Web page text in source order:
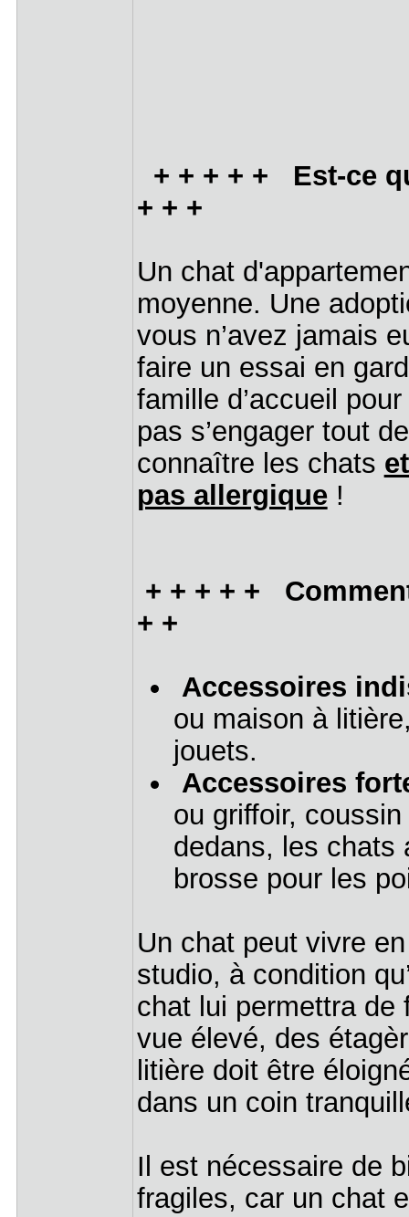
+ + + + + Est-ce
+ + +
Un chat
moyenne. Une
vous n’avez jamais
faire un essai en
famille d’accueil
pas s’engager tout
connaître les chats
pas allergique!
+ + + + +
+ +
Accessoires
ou maison à
jouets.
Accessoires
ou griffoir,
dedans, les chats
brosse pour les
Un chat peut vivre
studio, à condition
chat lui permettra de
vue élevé, des
litière doit être
dans un coin
Il est nécessaire de
fragiles, car un chat